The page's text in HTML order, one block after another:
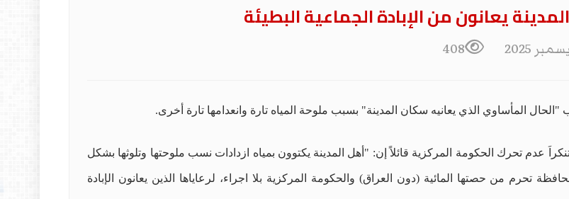
يعانون من الإبادة الجماعية البطيئة
408
المأساوي الذي يعانيه سكان المدينة" بسبب ملوحة المياه تارة وانعدامها تارة أخرى.
عدم تحرك الحكومة المركزية قائلاً إن: "أهل المدينة يكتوون بمياه ازدادات نسب ملوحتها وتلوثها بشكل
من حصتها المائية (دون العراق) والحكومة المركزية بلا اجراء، لرعاياها الذين يعانون الإبادة